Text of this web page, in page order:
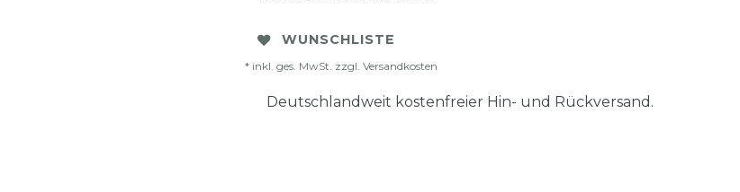
WUNSCHLISTE
* inkl. ges. MwSt. zzgl. Versandkosten
Deutschlandweit kostenfreier Hin- und Rückversand.